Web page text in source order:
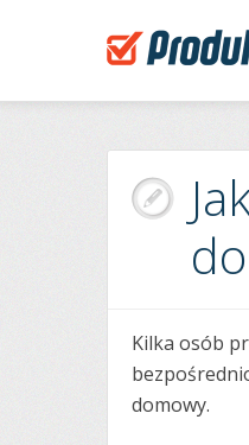
Kilka osób
domowy.